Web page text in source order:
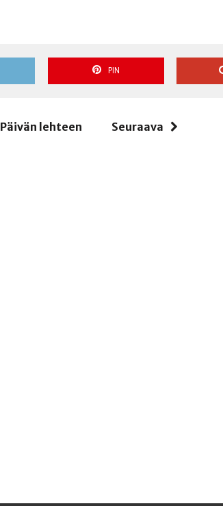
PIN
Päivän lehteen Seuraava